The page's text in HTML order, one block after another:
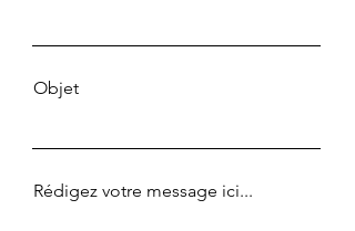
Objet
Rédigez votre message ici...